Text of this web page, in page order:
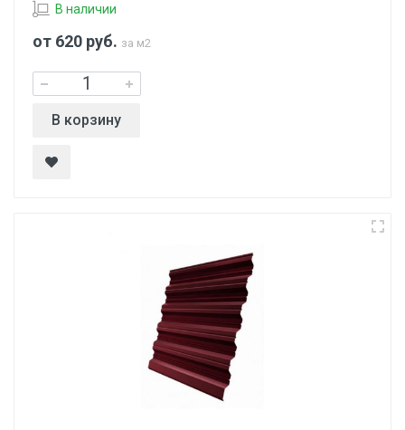
В наличии
от 620 руб. за м2
В корзину